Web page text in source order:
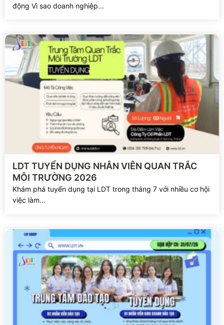
động Vì sao doanh nghiệp...
Xem chi tiết
LDT TUYỂN DỤNG NHÂN VIÊN QUAN TRẮC
MÔI TRƯỜNG 2026
Khám phá tuyển dụng tại LDT trong tháng 7 với nhiều cơ hội
việc làm...